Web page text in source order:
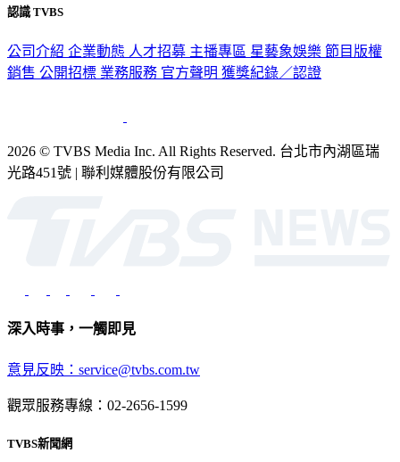
認識 TVBS
公司介紹 企業動態 人才招募 主播專區 星藝象娛樂 節目版權
銷售 公開招標 業務服務 官方聲明 獲獎紀錄／認證
2026 © TVBS Media Inc. All Rights Reserved. 台北市內湖區瑞
光路451號 | 聯利媒體股份有限公司
深入時事，一觸即見
意見反映：service@tvbs.com.tw
觀眾服務專線：02-2656-1599
TVBS新聞網